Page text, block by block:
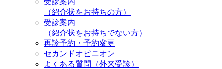
（紹介状をお持ちの方）
受診案内
（紹介状をお持ちでない方）
再診予約・予約変更
セカンドオピニオン
よくある質問（外来受診）